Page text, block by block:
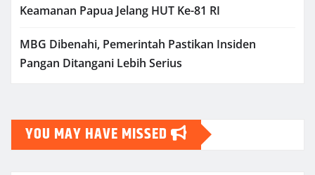
Keamanan Papua Jelang HUT Ke-81 RI
MBG Dibenahi, Pemerintah Pastikan Insiden
Pangan Ditangani Lebih Serius
YOU MAY HAVE MISSED